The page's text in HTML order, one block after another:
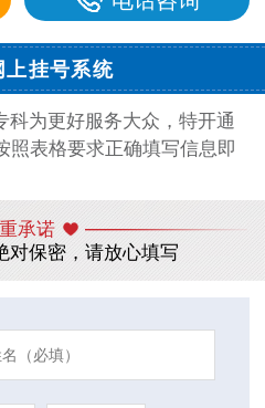
上挂号系统
科为更好服务大众，特开通
照表格要求正确填写信息即
承诺
对保密，请放心填写